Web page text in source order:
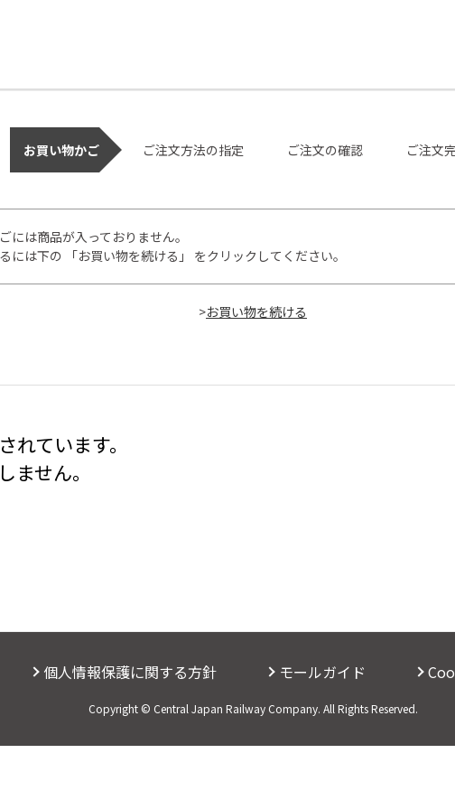
お買い物かご ご注文方法の指定 ご注文の確認 ご注文
には商品が入っておりません。
には下の 「お買い物を続ける」 をクリックしてください。
>
ています。
せん。
個人情報保護に関する方針 モールガイド
Copyright © Central Japan Railway Company. All Rights Reserved.